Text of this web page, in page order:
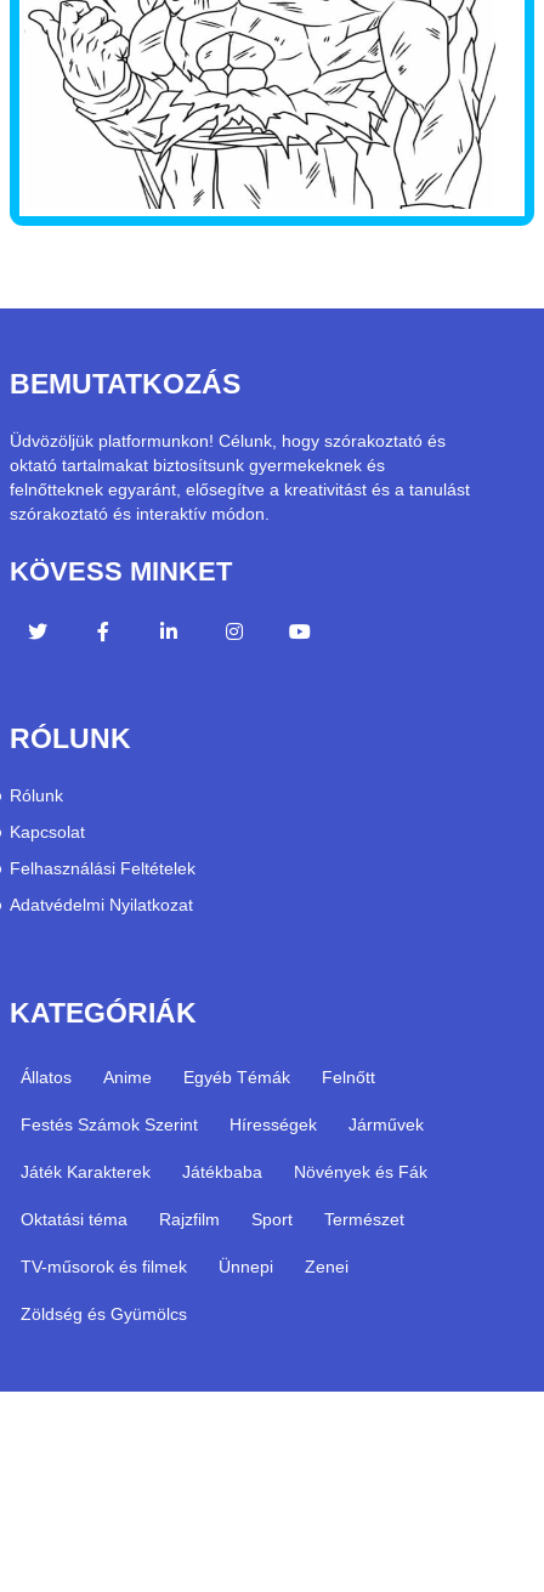
BEMUTATKOZÁS
Üdvözöljük platformunkon! Célunk, hogy szórakoztató és
oktató tartalmakat biztosítsunk gyermekeknek és
felnőtteknek egyaránt, elősegítve a kreativitást és a tanulást
szórakoztató és interaktív módon.
KÖVESS MINKET
RÓLUNK
Rólunk
Kapcsolat
Felhasználási Feltételek
Adatvédelmi Nyilatkozat
KATEGÓRIÁK
Állatos Anime Egyéb Témák Felnőtt
Festés Számok Szerint Hírességek Járművek
Játék Karakterek Játékbaba Növények és Fák
Oktatási téma Rajzfilm Sport Természet
TV-műsorok és filmek Ünnepi Zenei
Zöldség és Gyümölcs